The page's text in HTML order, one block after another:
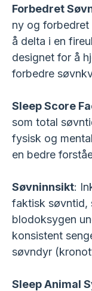
Forbedret
ny og forbedret
å delta i en
designet for å
forbedre
Sleep Score
som total
fysisk og
en bedre
Søvninnsikt:
faktisk søvntid,
blodoksygen
konsistent
søvndyr
Sleep Animal